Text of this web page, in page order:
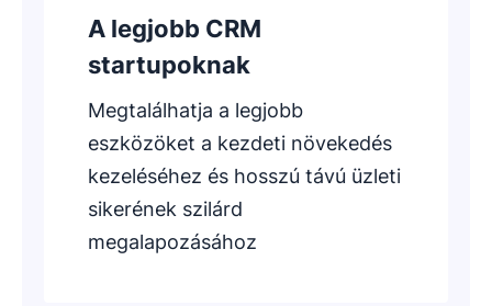
A legjobb CRM
startupoknak
Megtalálhatja a legjobb
eszközöket a kezdeti növekedés
kezeléséhez és hosszú távú üzleti
sikerének szilárd
megalapozásához